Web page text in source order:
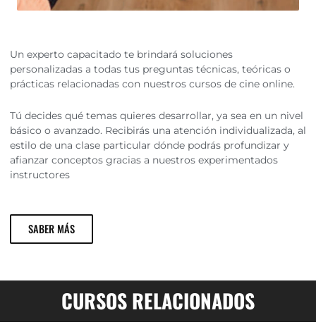
Un experto capacitado te brindará soluciones
personalizadas a todas tus preguntas técnicas, teóricas o
prácticas relacionadas con nuestros cursos de cine online.
Tú decides qué temas quieres desarrollar, ya sea en un nivel
básico o avanzado. Recibirás una atención individualizada, al
estilo de una clase particular dónde podrás profundizar y
afianzar conceptos gracias a nuestros experimentados
instructores
SABER MÁS
CURSOS RELACIONADOS